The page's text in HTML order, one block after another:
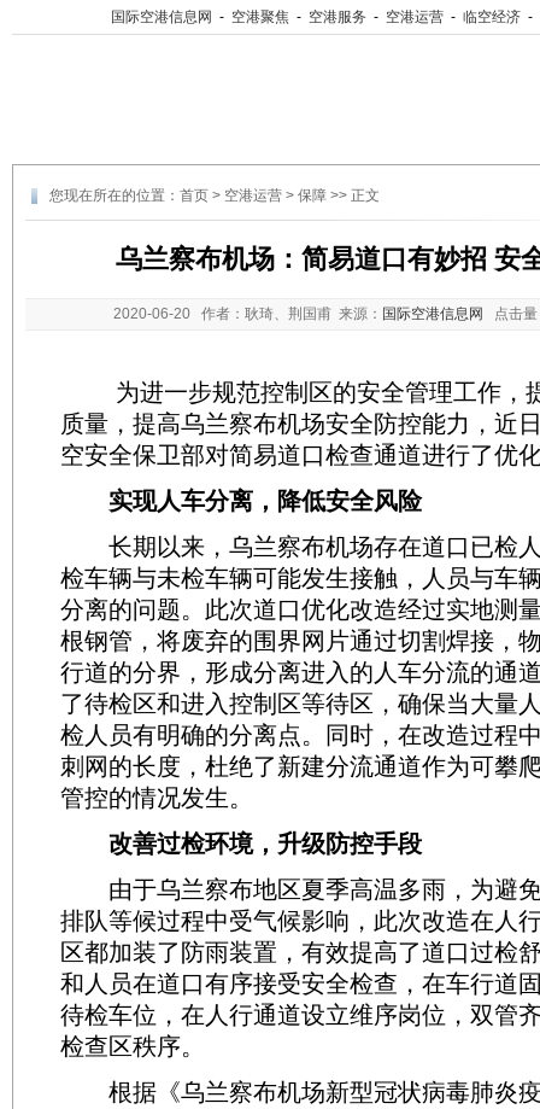
国际空港信息网 - 空港聚焦 - 空港服务 - 空港运营 - 临空经济 -
您现在所在的位置： 首页 > 空港运营 > 保障 >> 正文
乌兰察布机场：简易道口有妙招 安
2020-06-20 作者：耿琦、荆国甫 来源： 国际空港信息网 点击量
为进一步规范控制区的安全管理工作，
质量，提高乌兰察布机场安全防控能力，近
空安全保卫部对简易道口检查通道进行了优
实现人车分离，降低安全风险
长期以来，乌兰察布机场存在道口已检
检车辆与未检车辆可能发生接触，人员与车
分离的问题。此次道口优化改造经过实地测
根钢管，将废弃的围界网片通过切割焊接，
行道的分界，形成分离进入的人车分流的通
了待检区和进入控制区等待区，确保当大量
检人员有明确的分离点。同时，在改造过程
刺网的长度，杜绝了新建分流通道作为可攀
管控的情况发生。
改善过检环境，升级防控手段
由于乌兰察布地区夏季高温多雨，为避
排队等候过程中受气候影响，此次改造在人
区都加装了防雨装置，有效提高了道口过检
和人员在道口有序接受安全检查，在车行道
待检车位，在人行通道设立维序岗位，双管
检查区秩序。
根据《乌兰察布机场新型冠状病毒肺炎